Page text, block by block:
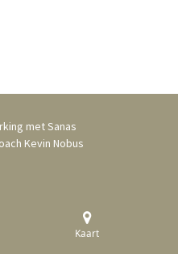
met Sanas
Kevin Nobus
Kaart